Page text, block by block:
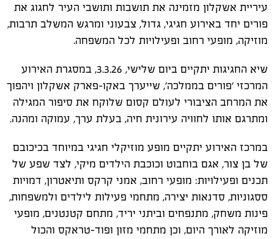
עיריית אשקלון מזמינה את תושבות ותושבי העיר לחגוג את
פורים יחד באירוע חגיגי, גדול, צבעוני ומרגש המשלב תרבות,
מוזיקה, מופעי רחוב ופעילויות לכל המשפחה.
שיא החגיגות יתקיים ביום שלישי, 3.3.26, במסגרת האירוע
המרכזי 'פורים בממלכה', שייערך באקו-פארק אשקלון ויהפוך
את המרחב הציבורי לעולם קסום שלוקח את סיפור המגילה
ומתרגם אותו לחוויה עירונית חיה, בעלת ערך, עמוקה ומהנה.
במרכז האירוע יתקיים מופע מוזיקלי חגיגי במיוחד בכיכובם
של בן צור, אגם בוחבוט וכוכבת הילדים מיקי, לצד שפע של
תכנים ופעילויות: מופעי רחוב, אמני קרקס ותיאטרון, דמויות
ססגוניות, סדנאות יצירה, מתחמי פעילות לילדים ולמשפחות,
פינות משחק, מתנפחים וביתני יריד, מתחם קטנטנים, מופעי
מוזיקה לאורך היום, וכן מתחמי מזון ופוד-טראקס והכול